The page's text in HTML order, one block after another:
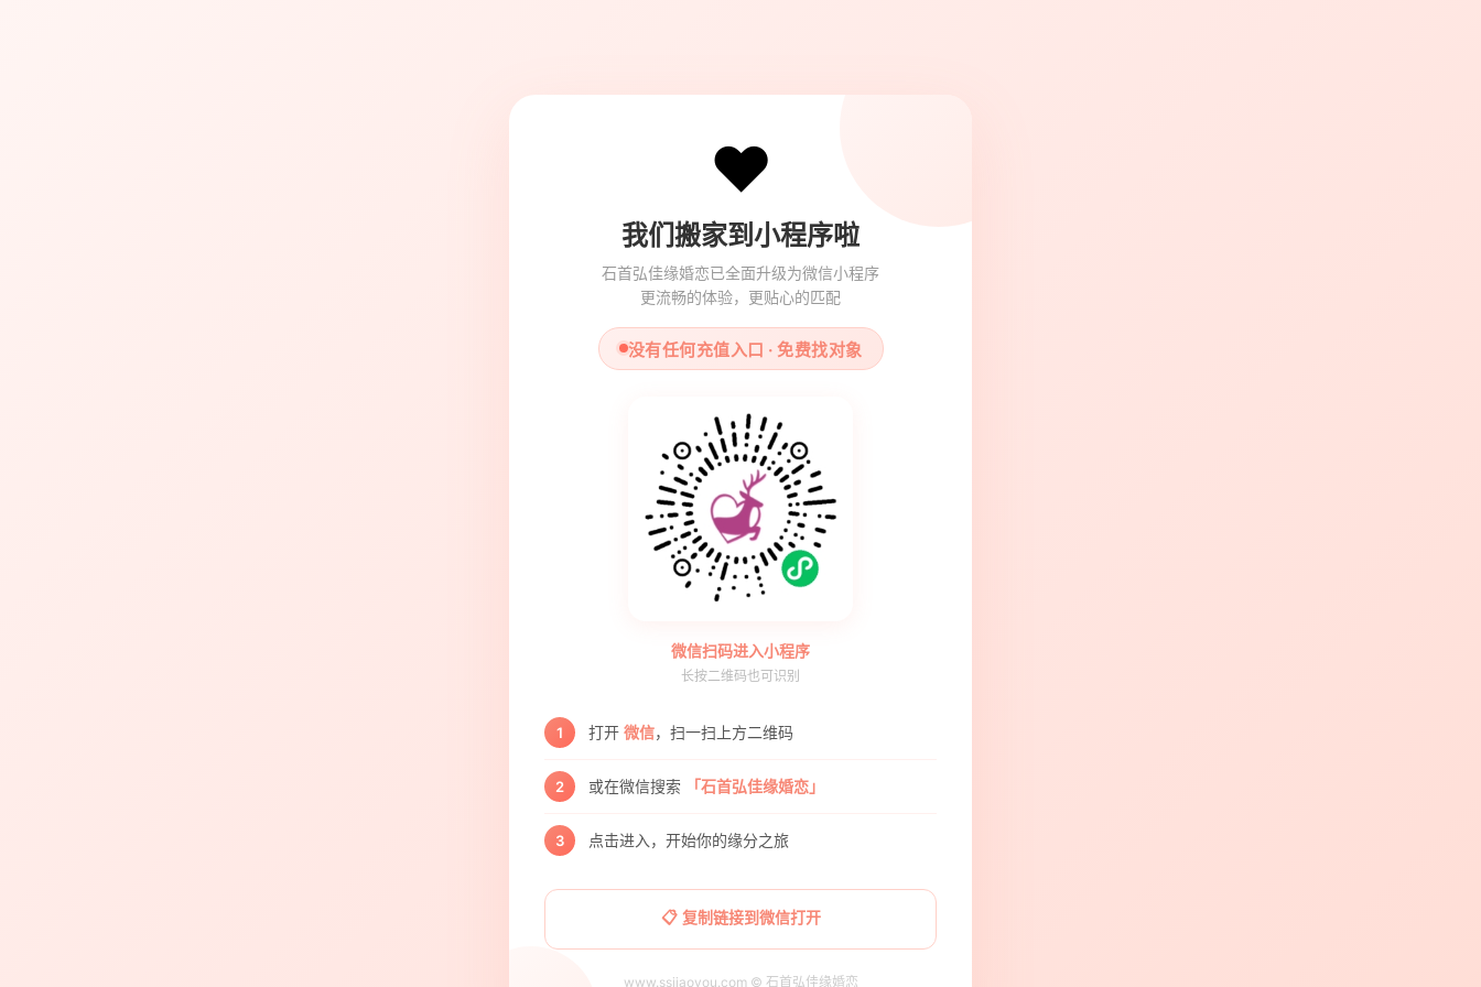
❤️
我们搬家到小程序啦
石首弘佳缘婚恋已全面升级为微信小程序
更流畅的体验，更贴心的匹配
没有任何充值入口 · 免费找对象
微信扫码进入小程序
长按二维码也可识别
1 打开 微信，扫一扫上方二维码
2 或在微信搜索 「石首弘佳缘婚恋」
3 点击进入，开始你的缘分之旅
📋 复制链接到微信打开
www.ssjiaoyou.com © 石首弘佳缘婚恋